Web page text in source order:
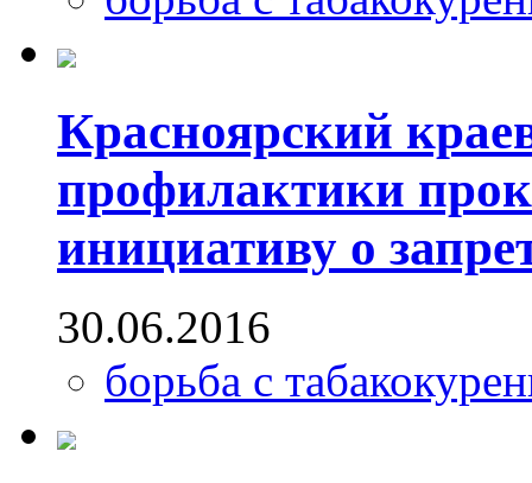
Красноярский
профилактики
инициативу о
30.06.2016
борьба с